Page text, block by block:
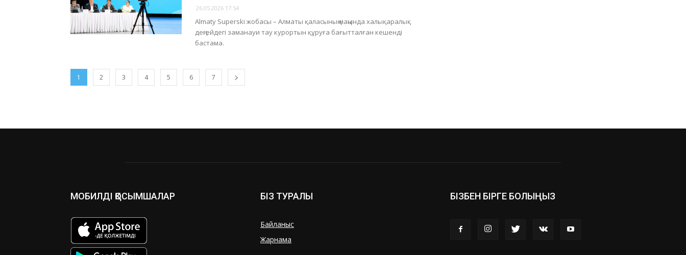
26.05.2026 17:54
Almaty Superski жобасы – Алматы қаласының маңында халықаралық
деңгейдегі заманауи тау курортын құруға бағытталған кешенді
бастама.
1 2 3 4 5 6 7
МОБИЛДІ ҚОСЫМШАЛАР БІЗ ТУРАЛЫ
Байланыс
Жарнама
БІЗБЕН БІРГЕ БОЛЫҢЫЗ